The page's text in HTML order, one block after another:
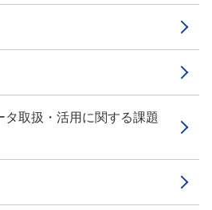
タ取扱・活用に関する課題